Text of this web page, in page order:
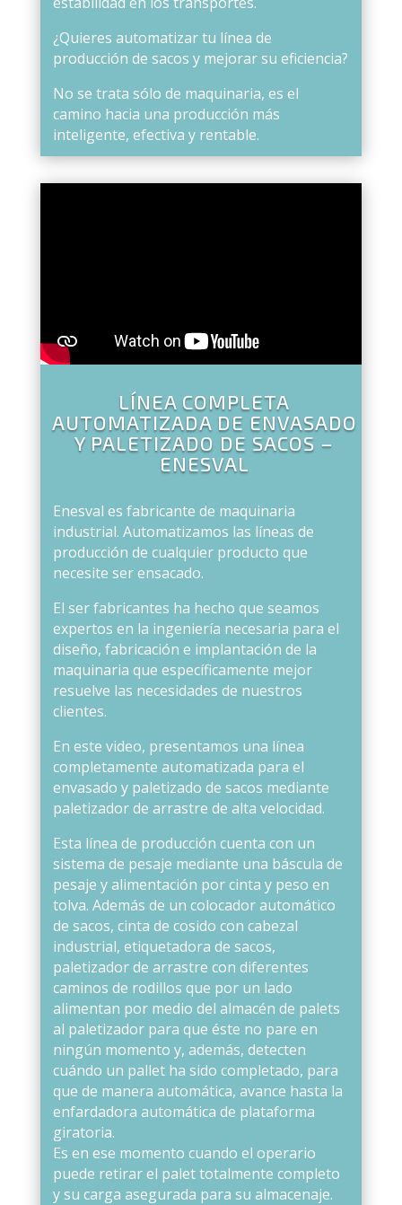
¿Quieres automatizar tu línea de
producción de sacos y mejorar su eficiencia?
No se trata sólo de maquinaria, es el
camino hacia una producción más
inteligente, efectiva y rentable.
LÍNEA COMPLETA
AUTOMATIZADA DE ENVASADO
Y PALETIZADO DE SACOS –
ENESVAL
Enesval es fabricante de maquinaria
industrial. Automatizamos las líneas de
producción de cualquier producto que
necesite ser ensacado.
El ser fabricantes ha hecho que seamos
expertos en la ingeniería necesaria para el
diseño, fabricación e implantación de la
maquinaria que específicamente mejor
resuelve las necesidades de nuestros
clientes.
En este video, presentamos una línea
completamente automatizada para el
envasado y paletizado de sacos mediante
paletizador de arrastre de alta velocidad.
Esta línea de producción cuenta con un
sistema de pesaje mediante una báscula de
pesaje y alimentación por cinta y peso en
tolva. Además de un colocador automático
de sacos, cinta de cosido con cabezal
industrial, etiquetadora de sacos,
paletizador de arrastre con diferentes
caminos de rodillos que por un lado
alimentan por medio del almacén de palets
al paletizador para que éste no pare en
ningún momento y, además, detecten
cuándo un pallet ha sido completado, para
que de manera automática, avance hasta la
enfardadora automática de plataforma
giratoria.
Es en ese momento cuando el operario
puede retirar el palet totalmente completo
y su carga asegurada para su almacenaje.